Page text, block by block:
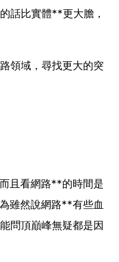
話比實體**更大膽，
領域，尋找更大的突
且看網路**的時間是
雖然說網路**有些血
問頂巔峰無疑都是因